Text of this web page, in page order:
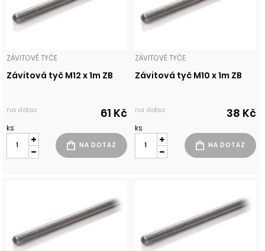
ZÁVITOVÉ TYČE
Závitová tyč M12 x 1m ZB
na dotaz 61 Kč
ks
ZÁVITOVÉ TYČE
Závitová tyč M10 x 1m ZB
na dotaz 38 Kč
ks